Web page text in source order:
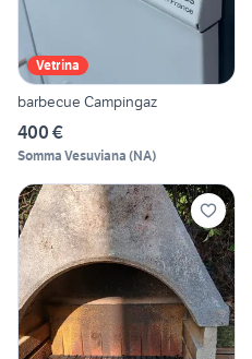
Vetrina
barbecue Campingaz
400 €
Somma Vesuviana (NA)